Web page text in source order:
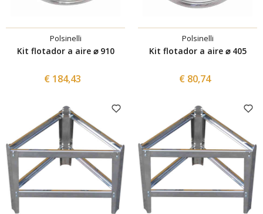
Polsinelli
Kit flotador a aire ⌀ 910
€ 184,43
Polsinelli
Kit flotador a aire ⌀ 405
€ 80,74